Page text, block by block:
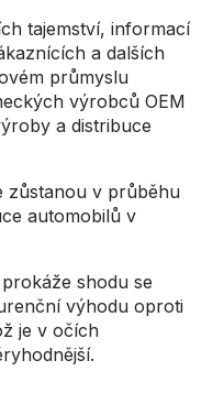
tajemství, informací
a dalších
průmyslu
výrobců OEM
a distribuce
zůstanou v průběhu
automobilů v
shodu se
výhodu oproti
je v očích